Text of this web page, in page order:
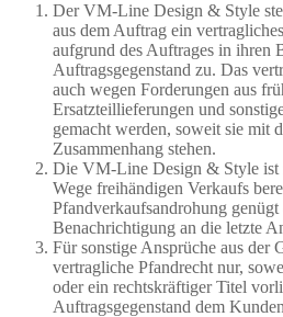
Der VM-Line Design & Style
aus dem Auftrag ein
aufgrund des Auftrages in ihren
Auftragsgegenstand zu. Das
auch wegen Forderungen aus
Ersatzteillieferungen und
gemacht werden, soweit sie mit
Zusammenhang stehen.
Die VM-Line Design & Style ist
Wege freihändigen Verkaufs
Pfandverkaufsandrohung
Benachrichtigung an die letzte
Für sonstige Ansprüche aus der
vertragliche Pfandrecht nur,
oder ein rechtskräftiger Titel
Auftragsgegenstand dem